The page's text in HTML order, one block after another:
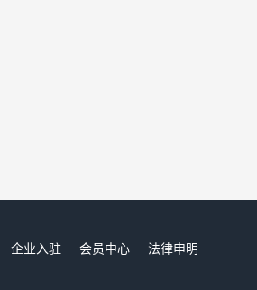
企业入驻 会员中心
法律申明